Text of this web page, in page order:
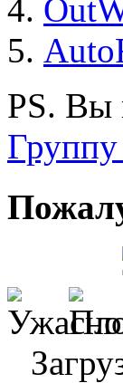
PS. Вы
Группу